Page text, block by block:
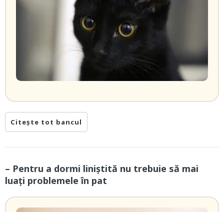
Citește tot bancul
– Pentru a dormi liniștită nu trebuie să mai
luați problemele în pat